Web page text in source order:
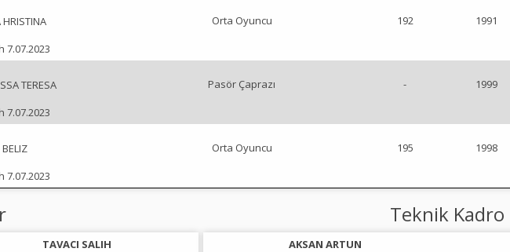
7.07.2023
Orta Oyuncu 192 1991
TERESA
7.07.2023
Pasör Çaprazı - 1999
7.07.2023
Orta Oyuncu 195 1998
TAVACI SALIH
Teknik Kadro
AKSAN ARTUN